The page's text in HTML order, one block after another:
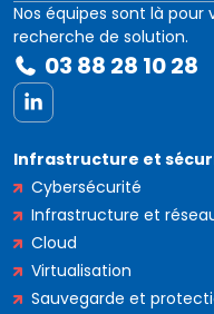
Nos équipes sont là
recherche de solution.
03 88 28 10 28
LinkedIn
Infrastructure et
Cybersécurité
Infrastructure et
Cloud
Virtualisation
Sauvegarde et